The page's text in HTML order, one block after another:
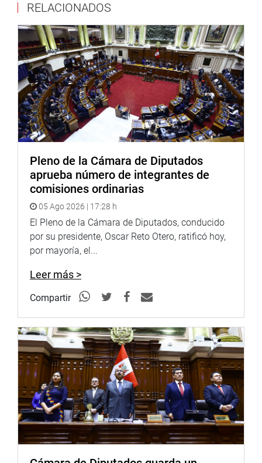
legal y organizativa de los ronderos del Perú.
El parlamentario Wilmer Aguilar coincidió en la
información y solicitó que se apoye desde el Parlamento
para aprobar las iniciativas de ley presentadas para
mejorar la labor de las rondas campesinas.
“Desde ayer venimos acompañando y sosteniendo una
serie de reuniones con diversos ministros de Estado,
funcionarios del Poder Ejecutivo, Pode Judicial y con el
Presidente de la República, con la finalidad de mejorar el
mujeres que trabajan gratuitamente por su comunidad,
administrando justicia entre otra labores sociales”, refirió
el congresista Gino Costa.
Al término de la reunión, el presidente del Congreso, Luis
Galarreta, reiteró su saludo y reconocimiento por el
trabajo que realizan los ronderos y señaló que el
realizados por los delegados asistentes.
“Vamos a apoyar lo que nos corresponde desde el
mejorar las iniciativas de ley presentadas por diversos
congresistas en relacionados con los ronderos. Espero se
pueda realizar dos o tres audiencias públicas que
permitan llegar a nuevos objetivos. Desde el Congreso
vamos a apoyar para que esto se haga viable”, manifestó
el titular del Congreso.
También refirió que este tema es parte de un debate que
permitirá abrir la discusión. Saludó la iniciativa de los
legisladores Wilmer Aguilar y Gino Costa, quienes hicieron
RELACIONADOS
Pleno de la Cámara de Diputados
aprueba número de integrantes de
comisiones ordinarias
05 Ago 2026 | 17:28 h
El Pleno de la Cámara de Diputados, conducido
por su presidente, Oscar Reto Otero, ratificó hoy,
por mayoría, el...
Leer más >
Compartir